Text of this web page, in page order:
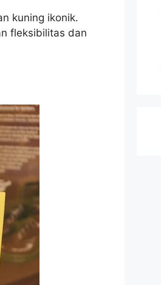
kuning ikonik.
fleksibilitas dan